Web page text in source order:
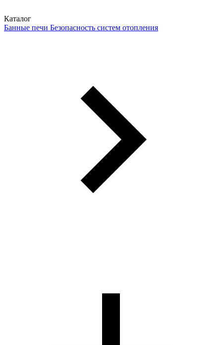
Каталог
Банные печи Безопасность систем отопления